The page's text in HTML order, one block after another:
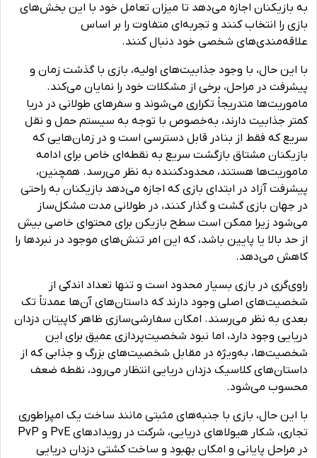
به بازیکنان اجازه می‌دهد تا میزان تعامل خود با این بخش‌های
بازی را انتخاب کنند و تجربه‌ای متفاوت را بر اساس
علاقه‌مندی‌های شخصی خود دنبال کنند.
با این حال، با وجود جذابیت‌های اولیه، بازی با گذشت زمان و
پیشرفت در مراحل، برخی از مشکلات خود را نمایان می‌کند.
ماموریت‌ها متدریجاً تکراری می‌شوند و سفرهای طولانی در دریا
کمتر جذابیت دارند، به‌خصوص با توجه به سیستم حمل و نقل
سریع که فقط از بنادر قابل دسترسی است و در زمان‌هایی که
بازیکنان مشتاق بازگشت سریع به نقطه‌ای خاص برای ادامه
ماموریت‌ها هستند، محدودکننده به نظر می‌رسد. همچنین،
پیشرفت آزاد در ابتدای بازی که اجازه می‌دهد بازیکنان به راحتی
در جهان بازی گشت و گذار کنند، در طولانی مدت مشکل‌ساز
می‌شود زیرا ممکن است سطح بازیکن برای محتوای خاصی بیش
از حد بالا یا پایین باشد، که این امر تنش‌های موجود در نبردها را
کاهش می‌دهد.
راوی‌گری در بازی بسیار محدود است و تنها تعداد اندکی از
شخصیت‌های اصلی وجود دارند که داستان‌های آن‌ها عمدتاً تک
بعدی به نظر می‌رسند. امکان سفارشی‌سازی ظاهر کاپیتان دزدان
دریایی وجود دارد، اما نبود شخصیت‌پردازی عمیق برای این
شخصیت‌ها، به‌ویژه در مقابل شخصیت‌های بزرگ و جذابی که از
داستان‌های کلاسیک دزدان دریایی انتظار می‌رود، نقطه ضعف
محسوب می‌شود.
با این حال، بازی با جنبه‌های مثبتی مانند ساخت یک امپراطوری
تجاری، شکار هیولاهای دریایی، شرکت در رویدادهای PvE و PvP
در مراحل پایانی و امکان بهبود و ساخت کشتی دزدان دریایی